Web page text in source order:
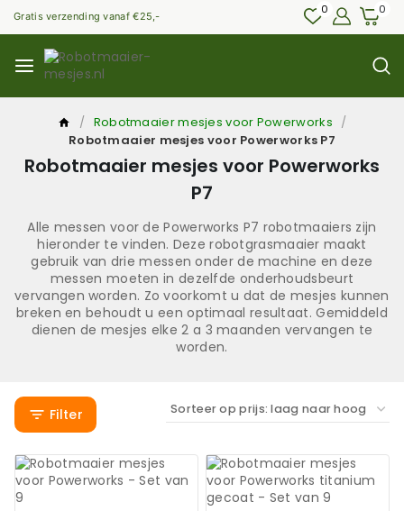
Gratis verzending vanaf €25,- 0 0
/ Robotmaaier mesjes voor Powerworks /
Robotmaaier mesjes voor Powerworks P7
Robotmaaier mesjes voor Powerworks
P7
Alle messen voor de Powerworks P7 robotmaaiers zijn
hieronder te vinden. Deze robotgrasmaaier maakt
gebruik van drie messen onder de machine en deze
messen moeten in dezelfde onderhoudsbeurt
vervangen worden. Zo voorkomt u dat de mesjes kunnen
breken en behoudt u een optimaal resultaat. Gemiddeld
dienen de mesjes elke 2 a 3 maanden vervangen te
worden.
Filter